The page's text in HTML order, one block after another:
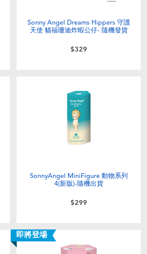
Sonny Angel Dreams Hippers 守護
天使 貓福珊迪炸蝦公仔- 隨機發貨
$329
SonnyAngel MiniFigure 動物系列
4(新版)-隨機出貨
$299
即將登場